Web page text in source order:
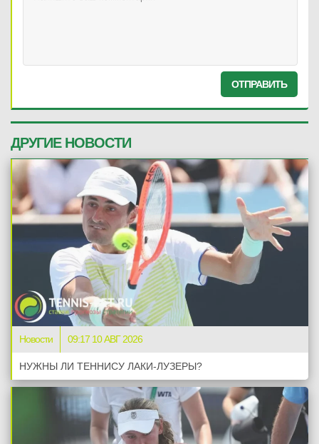
ОТПРАВИТЬ
ДРУГИЕ НОВОСТИ
Новости 09:17 10 АВГ 2026
НУЖНЫ ЛИ ТЕННИСУ ЛАКИ-ЛУЗЕРЫ?